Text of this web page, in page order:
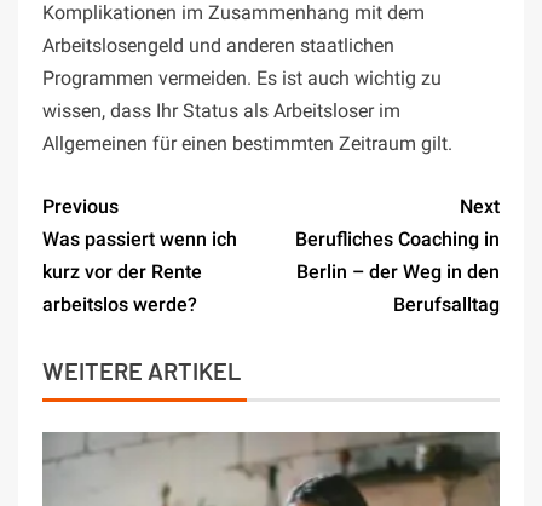
Komplikationen im Zusammenhang mit dem
Arbeitslosengeld und anderen staatlichen
Programmen vermeiden. Es ist auch wichtig zu
wissen, dass Ihr Status als Arbeitsloser im
Allgemeinen für einen bestimmten Zeitraum gilt.
Previous
Was passiert wenn ich
kurz vor der Rente
arbeitslos werde?
Next
Berufliches Coaching in
Berlin – der Weg in den
Berufsalltag
WEITERE ARTIKEL